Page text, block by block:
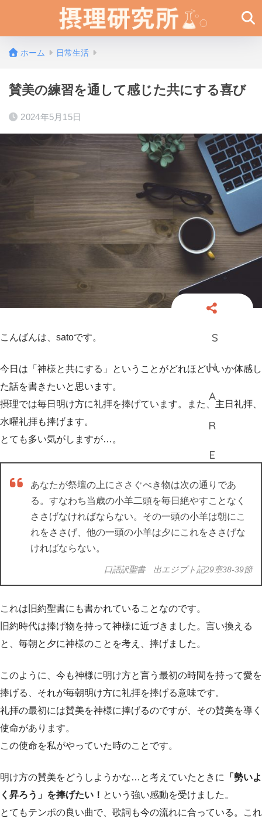
ホーム 日常生活
賛美の練習を通して感じた共にする喜び
2024年5月15日
こんばんは、satoです。
今日は「神様と共にする」ということがどれほどいいか体感し
た話を書きたいと思います。
摂理では毎日明け方に礼拝を捧げています。また、主日礼拝、
水曜礼拝も捧げます。
とても多い気がしますが…。
あなたが祭壇の上にささぐべき物は次の通りであ
る。すなわち当歳の小羊二頭を毎日絶やすことなく
ささげなければならない。その一頭の小羊は朝にこ
れをささげ、他の一頭の小羊は夕にこれをささげな
ければならない。
口語訳聖書 出エジプト記29章38-39節
これは旧約聖書にも書かれていることなのです。
旧約時代は捧げ物を持って神様に近づきました。言い換える
と、毎朝と夕に神様のことを考え、捧げました。
このように、今も神様に明け方と言う最初の時間を持って愛を
捧げる、それが毎朝明け方に礼拝を捧げる意味です。
礼拝の最初には賛美を神様に捧げるのですが、その賛美を導く
使命があります。
この使命を私がやっていた時のことです。
明け方の賛美をどうしようかな…と考えていたときに
「勢いよ
く昇ろう」を捧げたい！ という強い感動を受けました。
とてもテンポの良い曲で、歌詞も今の流れに合っている。これ